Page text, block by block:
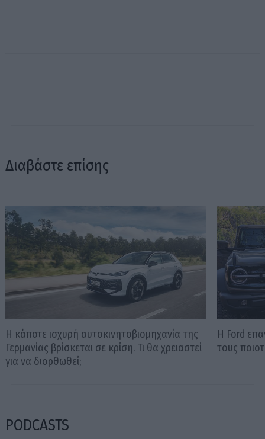
Διαβάστε επίσης
Η κάποτε ισχυρή αυτοκινητοβιομηχανία της
Γερμανίας βρίσκεται σε κρίση. Τι θα χρειαστεί
για να διορθωθεί;
Η Ford
τους
PODCASTS